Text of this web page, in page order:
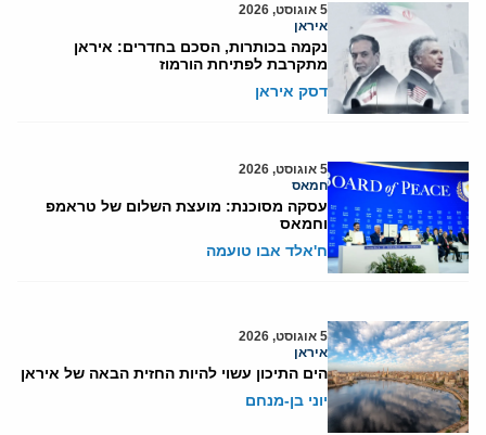
5 אוגוסט, 2026
איראן
נקמה בכותרות, הסכם בחדרים: איראן
מתקרבת לפתיחת הורמוז
דסק איראן
5 אוגוסט, 2026
חמאס
עסקה מסוכנת: מועצת השלום של טראמפ
וחמאס
ח'אלד אבו טועמה
5 אוגוסט, 2026
איראן
הים התיכון עשוי להיות החזית הבאה של איראן
יוני בן-מנחם